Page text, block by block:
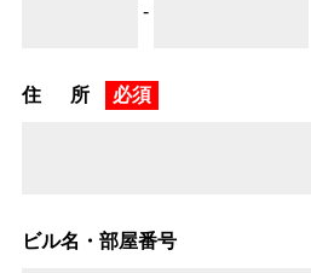
-
住 所 必須
ビル名・部屋番号